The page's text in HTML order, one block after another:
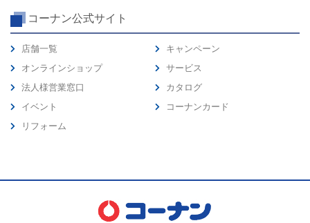
コーナン公式サイト
店舗一覧
オンラインショップ
法人様営業窓口
イベント
リフォーム
キャンペーン
サービス
カタログ
コーナンカード